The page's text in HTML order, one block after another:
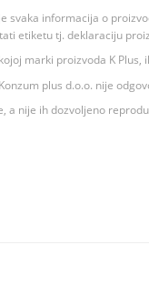
svaka informacija o
etiketu tj. deklaraciju
marki proizvoda K
plus d.o.o. nije
nije ih dozvoljeno